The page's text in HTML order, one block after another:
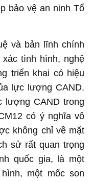
bảo vệ an ninh Tổ
và bản lĩnh chính
tình hình, nghệ
triển khai có hiệu
lực lượng CAND.
lượng CAND trong
có ý nghĩa vô
không chỉ về mặt
sử rất quan trọng
quốc gia, là một
một mốc son